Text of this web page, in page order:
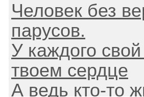
Человек без
парусов.
У каждого
твоем сердце
А ведь кто-то